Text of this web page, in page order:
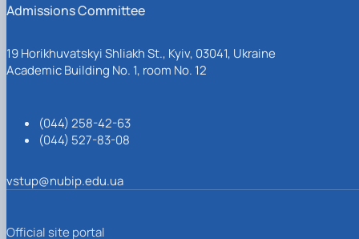
Admissions Committee
19 Horikhuvatskyi Shliakh St., Kyiv, 03041, Ukraine
Academic Building No. 1, room No. 12
(044) 258-42-63
(044) 527-83-08
vstup@nubip.edu.ua
Official site portal